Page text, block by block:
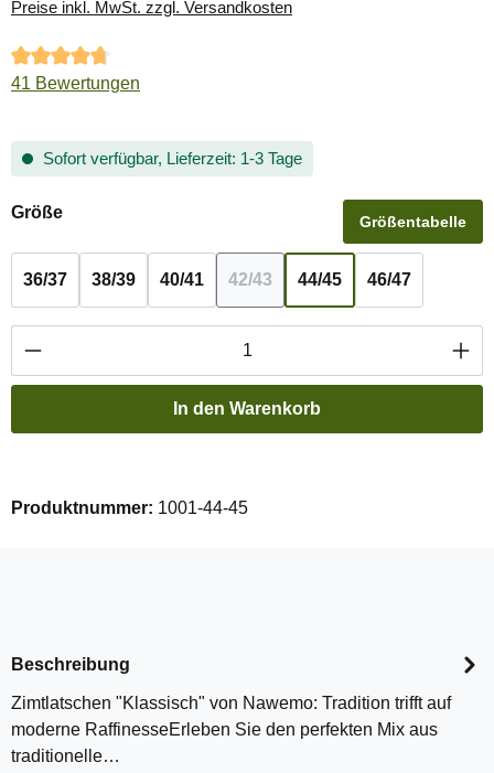
Preise inkl. MwSt. zzgl. Versandkosten
Durchschnittliche Bewertung von 4.76 von 5 Sternen
41 Bewertungen
Sofort verfügbar, Lieferzeit: 1-3 Tage
Größeauswählen
Größentabelle
36/37 38/39 40/41 42/43 44/45 46/47
Produkt Anzahl: Gib den gewünschten
In den Warenkorb
Produktnummer: 1001-44-45
Beschreibung
Zimtlatschen "Klassisch" von Nawemo: Tradition trifft auf
moderne RaffinesseErleben Sie den perfekten Mix aus
traditionelle…